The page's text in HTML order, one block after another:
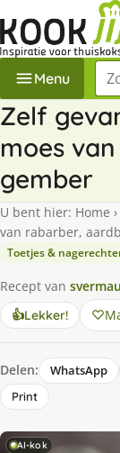
Menu
Zelf
moes
gember
U bent hier: Home ›
van rabarber,
Toetjes &
Recept van
👍Lekker!
Delen: WhatsApp
Print
AI-kok